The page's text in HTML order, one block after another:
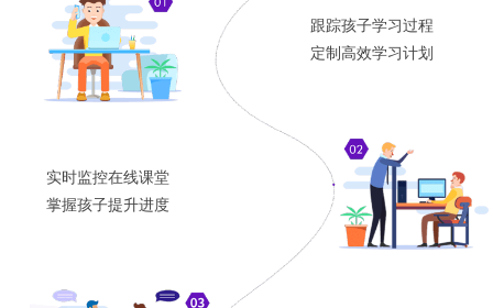
跟踪孩子学习过程
定制高效学习计划
实时监控在线课堂
掌握孩子提升进度